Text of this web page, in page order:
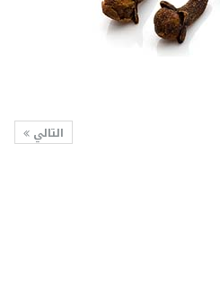
التالي